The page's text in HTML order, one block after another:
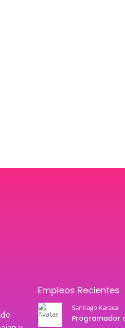
Empleos Recientes
Santiago Karaca